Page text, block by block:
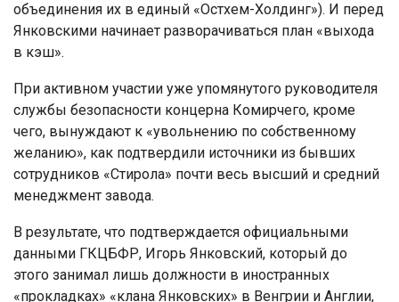
объединения их в единый «Остхем-Холдинг»). И перед
Янковскими начинает разворачиваться план «выхода
в кэш».
При активном участии уже упомянутого руководителя
службы безопасности концерна Комирчего, кроме
чего, вынуждают к «увольнению по собственному
желанию», как подтвердили источники из бывших
сотрудников «Стирола» почти весь высший и средний
менеджмент завода.
В результате, что подтверждается официальными
данными ГКЦБФР, Игорь Янковский, который до
этого занимал лишь должности в иностранных
«прокладках» «клана Янковских» в Венгрии и Англии,